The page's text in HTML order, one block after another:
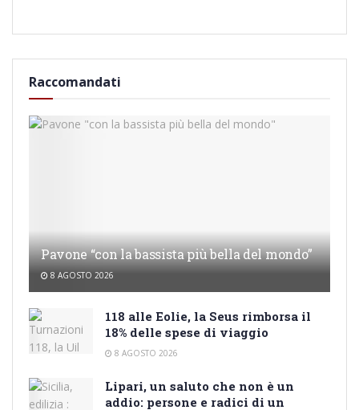
Raccomandati
Pavone “con la bassista più bella del mondo”
8 AGOSTO 2026
118 alle Eolie, la Seus rimborsa il
18% delle spese di viaggio
8 AGOSTO 2026
Lipari, un saluto che non è un
addio: persone e radici di un